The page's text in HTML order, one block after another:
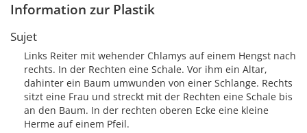
Information zur Plastik
Sujet
Links Reiter mit wehender Chlamys auf einem Hengst nach
rechts. In der Rechten eine Schale. Vor ihm ein Altar,
dahinter ein Baum umwunden von einer Schlange. Rechts
sitzt eine Frau und streckt mit der Rechten eine Schale bis
an den Baum. In der rechten oberen Ecke eine kleine
Herme auf einem Pfeil.